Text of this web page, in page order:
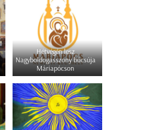
Hétvégén lesz
Nagyboldogasszony búcsúja
Máriapócson